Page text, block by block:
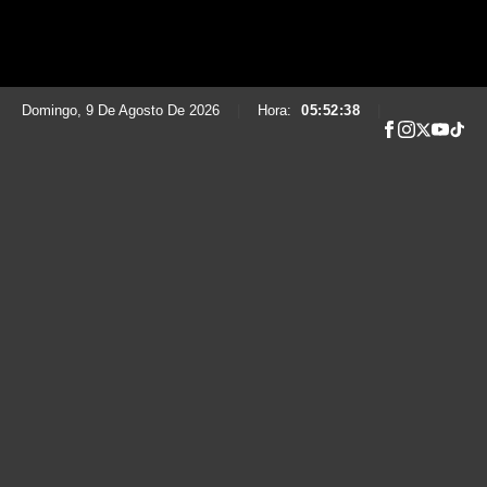
Domingo, 9 De Agosto De 2026 Hora: 05:52:39